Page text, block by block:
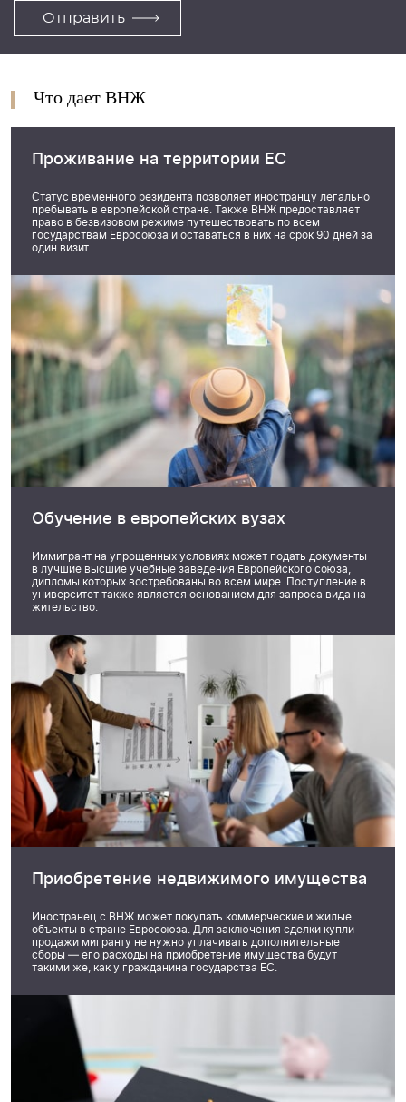
Что дает ВНЖ
Проживание на территории ЕС
Статус временного резидента позволяет иностранцу легально
пребывать в европейской стране. Также ВНЖ предоставляет
право в безвизовом режиме путешествовать по всем
государствам Евросоюза и оставаться в них на срок 90 дней за
один визит
Обучение в европейских вузах
Иммигрант на упрощенных условиях может подать документы
в лучшие высшие учебные заведения Европейского союза,
дипломы которых востребованы во всем мире. Поступление в
университет также является основанием для запроса вида на
жительство.
Приобретение недвижимого имущества
Иностранец с ВНЖ может покупать коммерческие и жилые
объекты в стране Евросоюза. Для заключения сделки купли-
продажи мигранту не нужно уплачивать дополнительные
сборы — его расходы на приобретение имущества будут
такими же, как у гражданина государства ЕС.